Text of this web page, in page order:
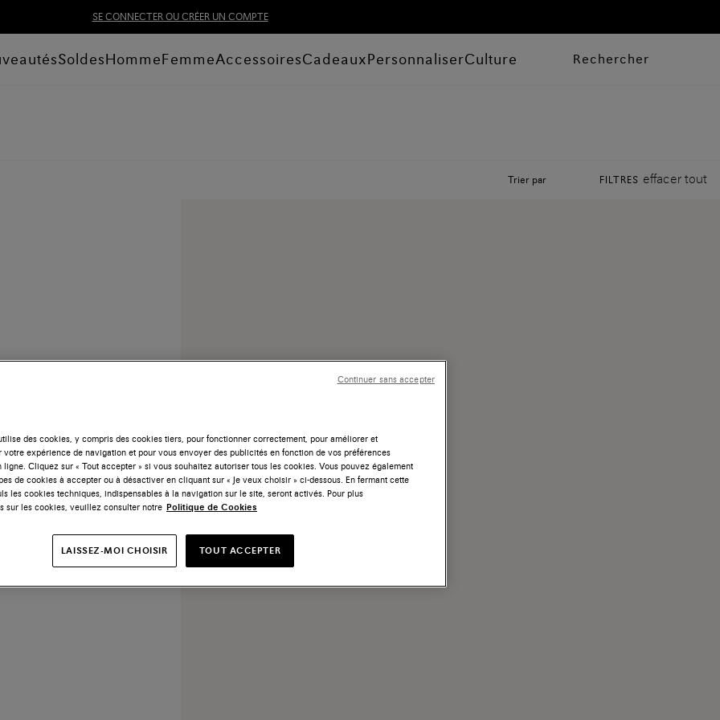
SE CONNECTER OU CRÉER UN COMPTE
SoldesHommeFemmeAccessoiresCadeauxPersonnaliserCulture Rechercher
Trier par FILTRES effacer tout
en cuir foulonné marron
des cookies, y compris des cookies tiers, pour fonctionner correctement, pour améliorer et
votre expérience de navigation et pour vous envoyer des publicités en fonction de vos préférences
ligne. Cliquez sur « Tout accepter » si vous souhaitez autoriser tous les cookies. Vous pouvez également
de cookies à accepter ou à désactiver en cliquant sur « Je veux choisir » ci-dessous. En fermant cette
les cookies techniques, indispensables à la navigation sur le site, seront activés. Pour plus
sur les cookies, veuillez consulter notre Politique de Cookies
LAISSEZ-MOI CHOISIR TOUT ACCEPTER
Continuer sans accepter